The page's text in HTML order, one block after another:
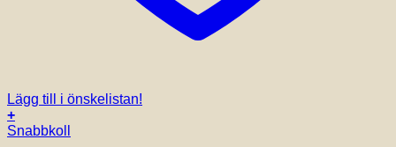
Lägg till i önskelistan!
+
Snabbkoll